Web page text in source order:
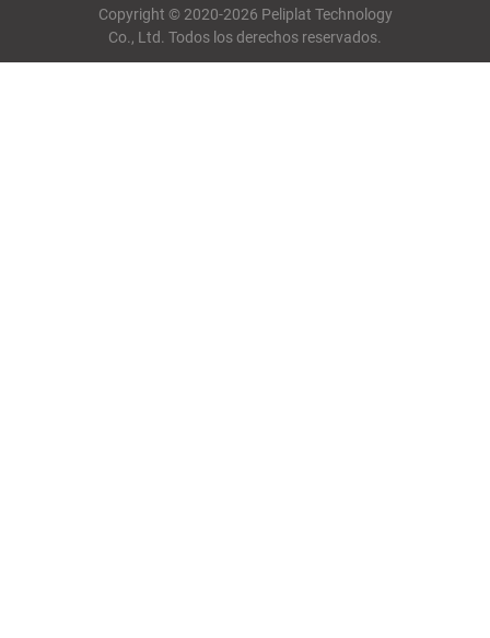
Copyright © 2020-2026 Peliplat Technology
Co., Ltd. Todos los derechos reservados.